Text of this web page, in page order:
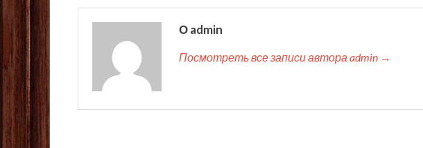
О admin
Посмотреть все записи автора admin →